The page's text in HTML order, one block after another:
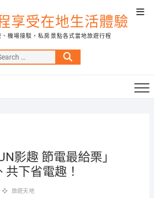
享受在地生活體驗
機場接駁，私房景點各式當地旅遊行程
Search
…
影趣 節電最給栗」
共下省電趣！
旅遊天地